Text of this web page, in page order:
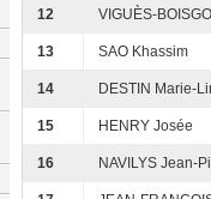
12 VIGUÈS-
13 SAO Khassim
14 DESTIN Marie-
15 HENRY Josée
16 NAVILYS Jean-